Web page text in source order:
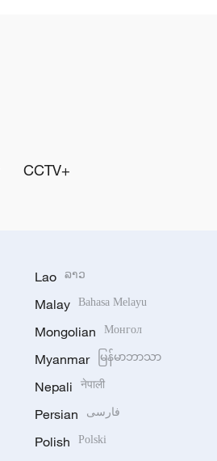
CCTV+
Lao ລາວ
Malay Bahasa Melayu
Mongolian Монгол
Myanmar မြန်မာဘာသာ
Nepali नेपाली
Persian فارسی
Polish Polski